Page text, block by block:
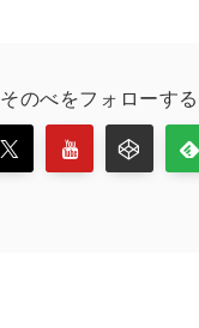
そのべをフォローする